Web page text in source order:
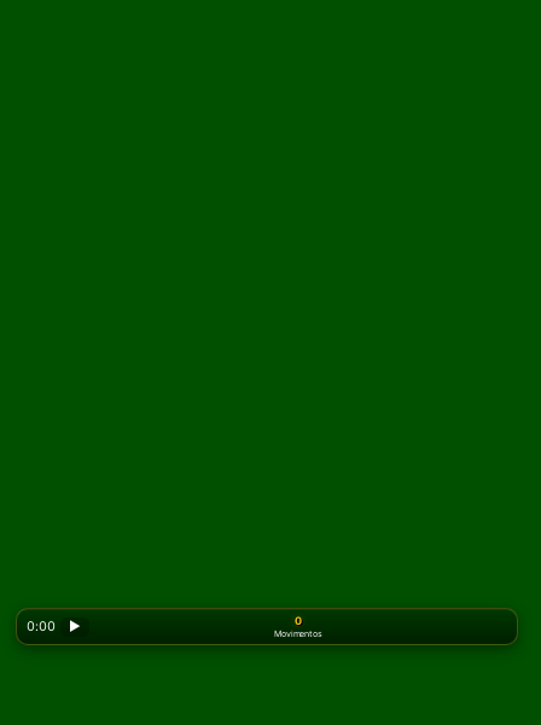
0:00 ▶ 0
Movimentos